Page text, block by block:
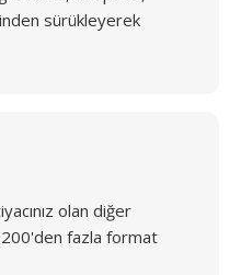
sürükleyerek
olan diğer
fazla format